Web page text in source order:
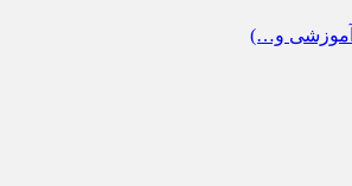
آموزشی و…)